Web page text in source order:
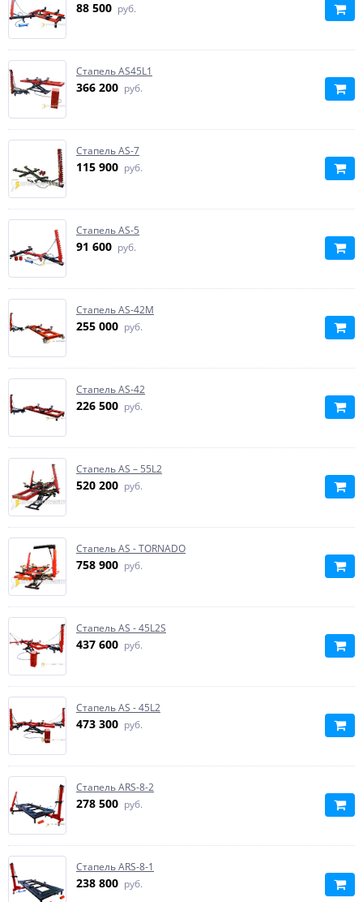
88 500 руб.
Стапель AS45L1
366 200 руб.
Стапель AS-7
115 900 руб.
Стапель AS-5
91 600 руб.
Стапель AS-42M
255 000 руб.
Стапель AS-42
226 500 руб.
Стапель AS – 55L2
520 200 руб.
Стапель AS - TORNADO
758 900 руб.
Стапель AS - 45L2S
437 600 руб.
Стапель AS - 45L2
473 300 руб.
Стапель ARS-8-2
278 500 руб.
Стапель ARS-8-1
238 800 руб.